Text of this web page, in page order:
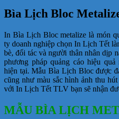
Bìa Lịch Bloc
In Bìa Lịch Bloc metalize là món
ty doanh nghiệp chọn In Lịch Tết
bè, đối tác và người thân nhân dịp
phương pháp quảng cáo hiệu
hiện tại. Mẫu Bìa Lịch Bloc được
cũng như màu sắc hình ảnh thu
với In Lịch Tết TLV bạn sẽ nhận
MẪU BÌA LỊCH